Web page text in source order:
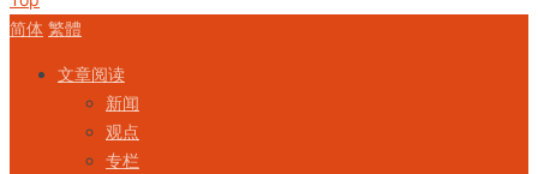
简体 繁體
文章阅读
新闻
观点
专栏